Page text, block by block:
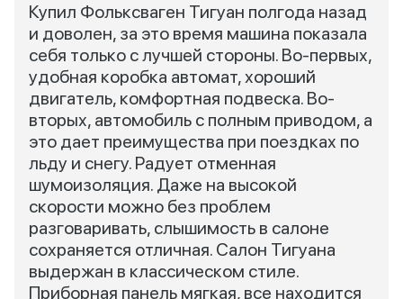
Купил Фольксваген Тигуан полгода назад
и доволен, за это время машина показала
себя только с лучшей стороны. Во-первых,
удобная коробка автомат, хороший
двигатель, комфортная подвеска. Во-
вторых, автомобиль с полным приводом, а
это дает преимущества при поездках по
льду и снегу. Радует отменная
шумоизоляция. Даже на высокой
скорости можно без проблем
разговаривать, слышимость в салоне
сохраняется отличная. Салон Тигуана
выдержан в классическом стиле.
Приборная панель мягкая, все находится